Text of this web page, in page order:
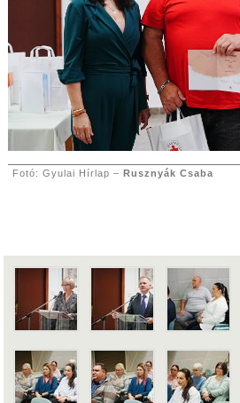
Fotó: Gyulai Hírlap – Rusznyák Csaba